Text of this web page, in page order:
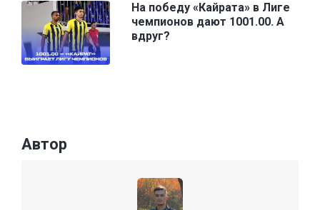
На победу «Кайрата» в Лиге
чемпионов дают 1001.00. А
вдруг?
Автор